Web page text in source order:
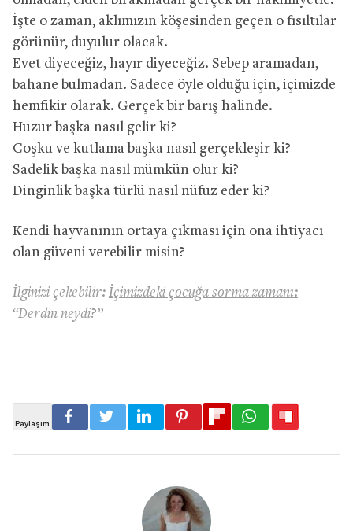
İşte o zaman, aklımızın köşesinden geçen o fısıltılar
görünür, duyulur olacak.
Evet diyeceğiz, hayır diyeceğiz. Sebep aramadan,
bahane bulmadan. Sadece öyle olduğu için, içimizde
hemfikir olarak. Gerçek bir barış halinde.
Huzur başka nasıl gelir ki?
Coşku ve kutlama başka nasıl gerçekleşir ki?
Sadelik başka nasıl mümkün olur ki?
Dinginlik başka türlü nasıl nüfuz eder ki?
Kendi hayvanının ortaya çıkması için ona ihtiyacı
olan güveni verebilir misin?
İlginizi çekebilir: İçimizdeki çocuğa sorma zamanı:
“Derdin neydi?”